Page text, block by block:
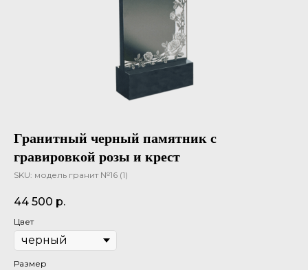
Гранитный черный памятник с
гравировкой розы и крест
SKU: модель гранит №16 (1)
44 500 р.
Цвет
Размер